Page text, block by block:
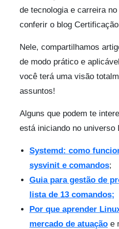
de tecnologia e carreira
conferir o blog
Nele, compartilhamos
de modo prático e
você terá uma visão
assuntos!
Alguns que podem te
está iniciando no universo
Systemd: como
sysvinit e comandos;
Guia para gestão de
lista de 13 comandos;
Por que aprender
mercado de atuação e